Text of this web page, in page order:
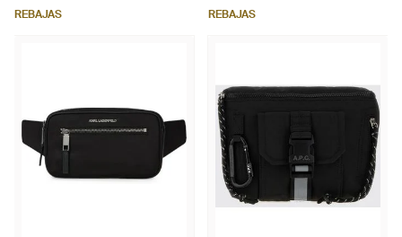
REBAJAS REBAJAS